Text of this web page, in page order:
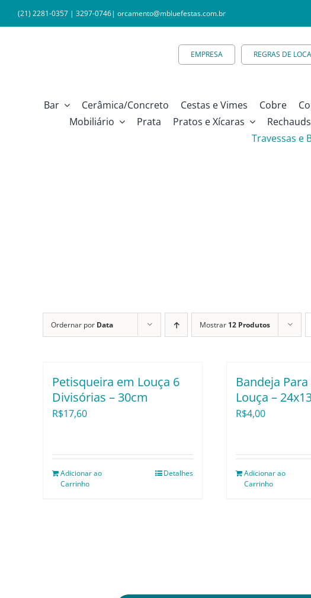
para
(21) 2281-0357| 3297-0746| orcamento@mbluefestas.com.br
EMPRESA REGRAS DE
Bar
Cerâmica/Concreto Cestas e Vimes Cobre
Mobiliário
Prata Pratos e Xícaras
Travessas e
Ordernar por Data Mostrar 12 Produtos
Petisqueira em Louça 6
Divisórias – 30cm
R$17,60
Adicionar ao
Carrinho
Detalhes
Bandeja
Louça –
R$4,00
Adicionar ao
Carrinho